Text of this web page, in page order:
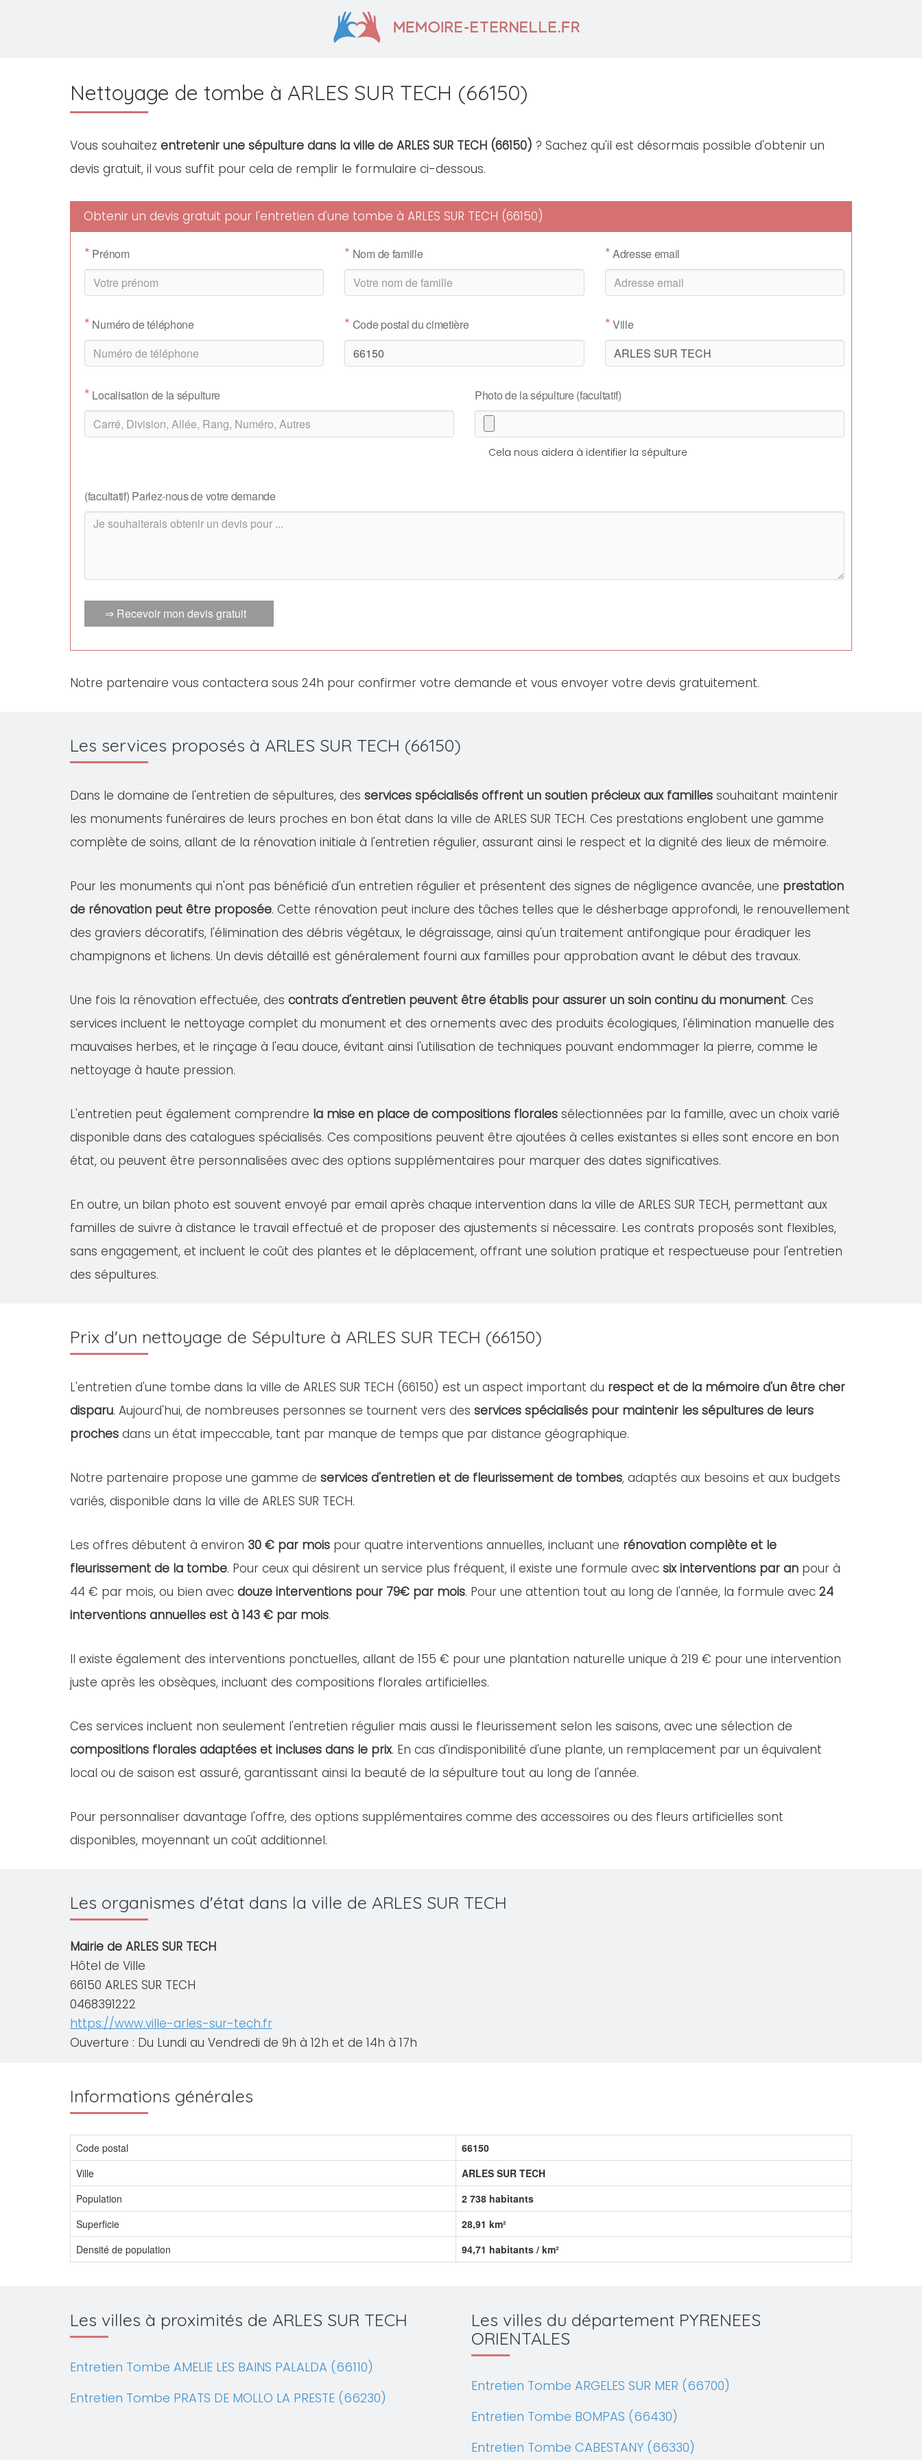
Nettoyage de tombe à ARLES SUR TECH (66150)
Vous souhaitez entretenir une sépulture dans la ville de ARLES SUR TECH (66150) ? Sachez qu'il est désormais possible d'obtenir un
devis gratuit, il vous suffit pour cela de remplir le formulaire ci-dessous.
Obtenir un devis gratuit pour l'entretien d'une tombe à ARLES SUR TECH (66150)
* Prénom * Nom de famille *Adresse email
* Numéro de téléphone * Code postal du cimetière *Ville
* Localisation de la sépulture Photo de la sépulture (facultatif)
Cela nous aidera à identifier la sépulture
(facultatif) Parlez-nous de votre demande
⇒ Recevoir mon devis gratuit
Notre partenaire vous contactera sous 24h pour confirmer votre demande et vous envoyer votre devis gratuitement.
Les services proposés à ARLES SUR TECH (66150)
Dans le domaine de l'entretien de sépultures, des services spécialisés offrent un soutien précieux aux familles souhaitant maintenir
les monuments funéraires de leurs proches en bon état dans la ville de ARLES SUR TECH. Ces prestations englobent une gamme
complète de soins, allant de la rénovation initiale à l'entretien régulier, assurant ainsi le respect et la dignité des lieux de mémoire.
Pour les monuments qui n'ont pas bénéficié d'un entretien régulier et présentent des signes de négligence avancée, une prestation
de rénovation peut être proposée. Cette rénovation peut inclure des tâches telles que le désherbage approfondi, le renouvellement
des graviers décoratifs, l'élimination des débris végétaux, le dégraissage, ainsi qu'un traitement antifongique pour éradiquer les
champignons et lichens. Un devis détaillé est généralement fourni aux familles pour approbation avant le début des travaux.
Une fois la rénovation effectuée, des contrats d'entretien peuvent être établis pour assurer un soin continu du monument. Ces
services incluent le nettoyage complet du monument et des ornements avec des produits écologiques, l'élimination manuelle des
mauvaises herbes, et le rinçage à l'eau douce, évitant ainsi l'utilisation de techniques pouvant endommager la pierre, comme le
nettoyage à haute pression.
L'entretien peut également comprendre la mise en place de compositions florales sélectionnées par la famille, avec un choix varié
disponible dans des catalogues spécialisés. Ces compositions peuvent être ajoutées à celles existantes si elles sont encore en bon
état, ou peuvent être personnalisées avec des options supplémentaires pour marquer des dates significatives.
En outre, un bilan photo est souvent envoyé par email après chaque intervention dans la ville de ARLES SUR TECH, permettant aux
familles de suivre à distance le travail effectué et de proposer des ajustements si nécessaire. Les contrats proposés sont flexibles,
sans engagement, et incluent le coût des plantes et le déplacement, offrant une solution pratique et respectueuse pour l'entretien
des sépultures.
Prix d'un nettoyage de Sépulture à ARLES SUR TECH (66150)
L'entretien d'une tombe dans la ville de ARLES SUR TECH (66150) est un aspect important du respect et de la mémoire d'un être cher
disparu. Aujourd'hui, de nombreuses personnes se tournent vers des services spécialisés pour maintenir les sépultures de leurs
proches dans un état impeccable, tant par manque de temps que par distance géographique.
Notre partenaire propose une gamme de services d'entretien et de fleurissement de tombes, adaptés aux besoins et aux budgets
variés, disponible dans la ville de ARLES SUR TECH.
Les offres débutent à environ 30 € par mois pour quatre interventions annuelles, incluant une rénovation complète et le
fleurissement de la tombe. Pour ceux qui désirent un service plus fréquent, il existe une formule avec six interventions par an pour à
44 € par mois, ou bien avec douze interventions pour 79€ par mois. Pour une attention tout au long de l'année, la formule avec 24
interventions annuelles est à 143 € par mois.
Il existe également des interventions ponctuelles, allant de 155 € pour une plantation naturelle unique à 219 € pour une intervention
juste après les obsèques, incluant des compositions florales artificielles.
Ces services incluent non seulement l'entretien régulier mais aussi le fleurissement selon les saisons, avec une sélection de
compositions florales adaptées et incluses dans le prix. En cas d'indisponibilité d'une plante, un remplacement par un équivalent
local ou de saison est assuré, garantissant ainsi la beauté de la sépulture tout au long de l'année.
Pour personnaliser davantage l'offre, des options supplémentaires comme des accessoires ou des fleurs artificielles sont
disponibles, moyennant un coût additionnel.
Les organismes d'état dans la ville de ARLES SUR TECH
Mairie de ARLES SUR TECH
Hôtel de Ville
66150 ARLES SUR TECH
0468391222
https://www.ville-arles-sur-tech.fr
Ouverture : Du Lundi au Vendredi de 9h à 12h et de 14h à 17h
Informations générales
Code postal
66150
Ville
ARLES SUR TECH
Population
2 738 habitants
Superficie
28,91 km²
Densité de population
94,71 habitants / km²
Les villes à proximités de ARLES SUR TECH
Entretien Tombe AMELIE LES BAINS PALALDA (66110)
Entretien Tombe PRATS DE MOLLO LA PRESTE (66230)
Les villes du département PYRENEES
ORIENTALES
Entretien Tombe ARGELES SUR MER (66700)
Entretien Tombe BOMPAS (66430)
Entretien Tombe CABESTANY (66330)